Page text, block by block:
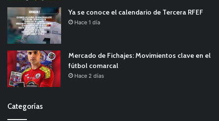
Ya se conoce el calendario de Tercera RFEF
Hace 1 día
Mercado de Fichajes: Movimientos clave en el
fútbol comarcal
Hace 2 días
Categorías